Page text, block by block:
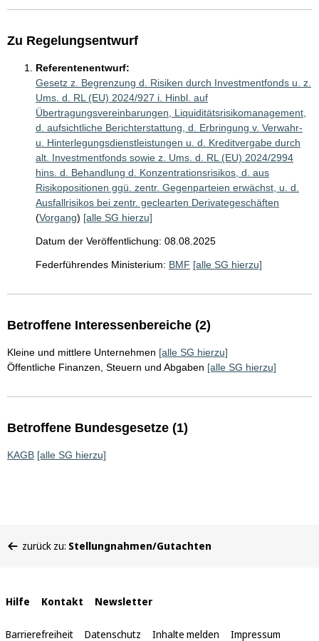
Zu Regelungsentwurf
Referentenentwurf:
Gesetz z. Begrenzung d. Risiken durch Investmentfonds u. z.
Ums. d. RL (EU) 2024/927 i. Hinbl. auf
Übertragungsvereinbarungen, Liquiditätsrisikomanagement,
d. aufsichtliche Berichterstattung, d. Erbringung v. Verwahr-
u. Hinterlegungsdienstleistungen u. d. Kreditvergabe durch
alt. Investmentfonds sowie z. Ums. d. RL (EU) 2024/2994
hins. d. Behandlung d. Konzentrationsrisikos, d. aus
Risikopositionen ggü. zentr. Gegenparteien erwächst, u. d.
Ausfallrisikos bei zentr. geclearten Derivategeschäften
(Vorgang) [alle SG hierzu]
Datum der Veröffentlichung: 08.08.2025
Federführendes Ministerium: BMF [alle SG hierzu]
Betroffene Interessenbereiche (2)
Kleine und mittlere Unternehmen [alle SG hierzu]
Öffentliche Finanzen, Steuern und Abgaben [alle SG hierzu]
Betroffene Bundesgesetze (1)
KAGB [alle SG hierzu]
befinden
zurück zu: Stellungnahmen/Gutachten
Interne
Links
Hilfe Kontakt Newsletter
Barrierefreiheit Datenschutz Inhalte melden Impressum